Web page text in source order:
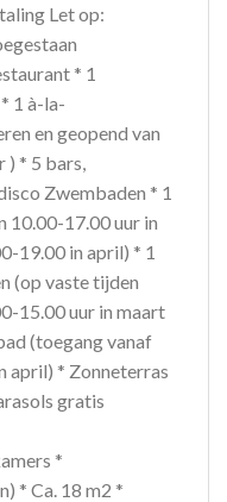
Let op:
* 1
1 à-la-
en geopend van
) * 5 bars,
Zwembaden * 1
10.00-17.00 uur in
19.00 in april) * 1
(op vaste tijden
15.00 uur in maart
(toegang vanaf
april) * Zonneterras
gratis
*
* Ca. 18 m2 *